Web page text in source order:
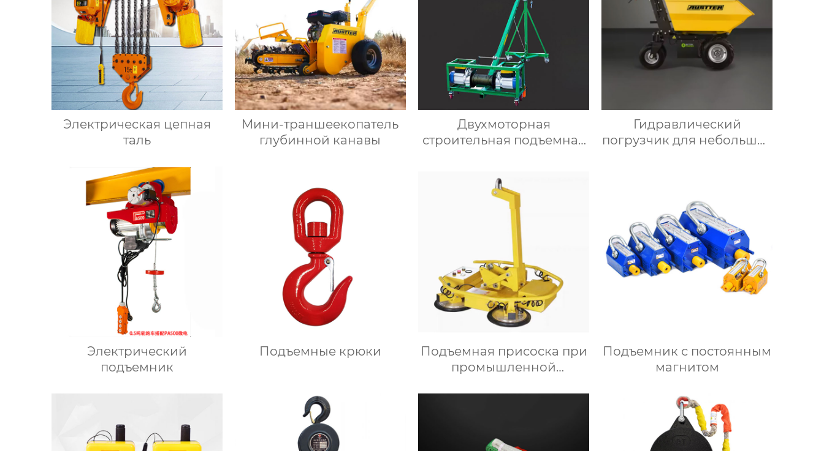
Электрическая цепная
таль
Мини-траншеекопатель
глубинной канавы
Двухмоторная
строительная подъемная
Гидравлический
погрузчик для небольших
Электрический
подъемник
Подъемные крюки
Подъемная присоска при
промышленной
Подъемник с постоянным
магнитом